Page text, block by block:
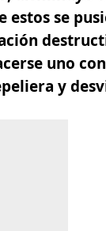
se
uno
y